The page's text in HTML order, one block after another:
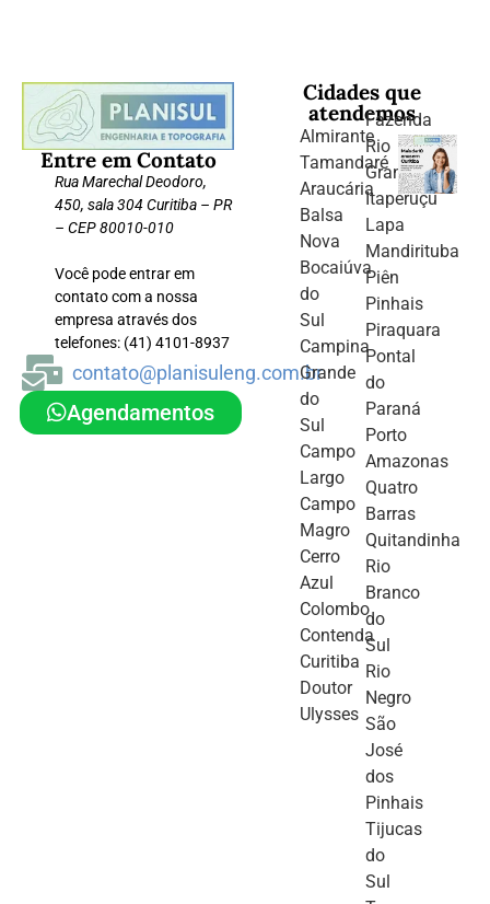
Entre em Contato
Rua Marechal Deodoro,
450, sala 304 Curitiba – PR
– CEP 80010-010
Você pode entrar em
contato com a nossa
empresa através dos
telefones: (41) 4101-8937
contato@planisuleng.com.br
Agendamentos
Cidades que
atendemos
Almirante
Tamandaré
Araucária
Balsa
Nova
Bocaiúva
do
Sul
Campina
Grande
do
Sul
Campo
Largo
Campo
Magro
Cerro
Azul
Colombo
Contenda
Curitiba
Doutor
Ulysses
Fazenda
Rio
Grande
Itaperuçu
Lapa
Mandirituba
Piên
Pinhais
Piraquara
Pontal
do
Paraná
Porto
Amazonas
Quatro
Barras
Quitandinha
Rio
Branco
do
Sul
Rio
Negro
São
José
dos
Pinhais
Tijucas
do
Sul